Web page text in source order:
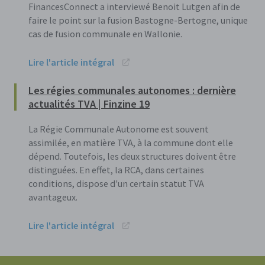
FinancesConnect a interviewé Benoit Lutgen afin de
faire le point sur la fusion Bastogne-Bertogne, unique
cas de fusion communale en Wallonie.
Lire l'article intégral
Les régies communales autonomes : dernière
actualités TVA | Finzine 19
La Régie Communale Autonome est souvent
assimilée, en matière TVA, à la commune dont elle
dépend. Toutefois, les deux structures doivent être
distinguées. En effet, la RCA, dans certaines
conditions, dispose d'un certain statut TVA
avantageux.
Lire l'article intégral